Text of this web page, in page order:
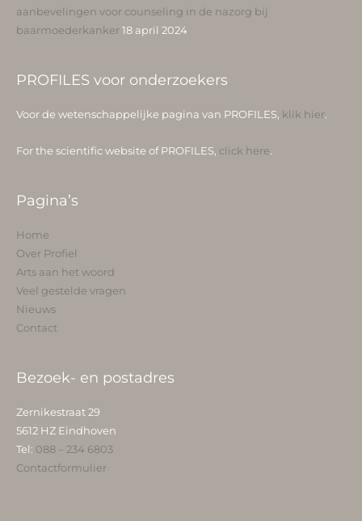
aanbevelingen voor counseling in de nazorg bij
baarmoederkanker 18 april 2024
PROFILES voor onderzoekers
Voor de wetenschappelijke pagina van PROFILES, klik hier
For the scientific website of PROFILES, click here.
Pagina’s
Home
Over Profiel
Arts aan het woord
Veel gestelde vragen
Nieuws
Contact
Bezoek- en postadres
Zernikestraat 29
5612 HZ Eindhoven
Tel: 088 – 234 6803
Contactformulier